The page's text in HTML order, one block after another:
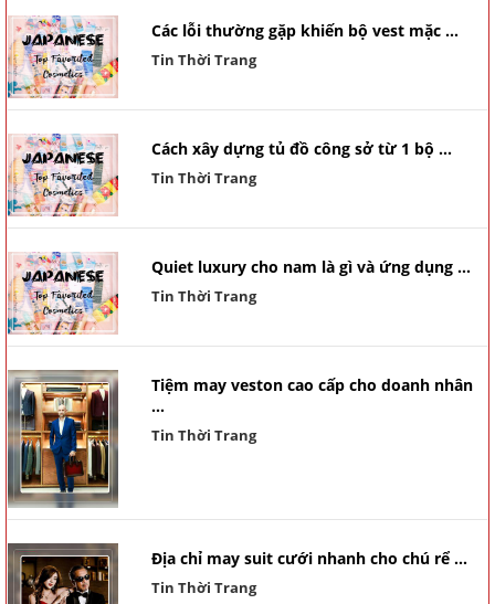
Các lỗi thường gặp khiến bộ vest mặc ...
Tin Thời Trang
Cách xây dựng tủ đồ công sở từ 1 bộ ...
Tin Thời Trang
Quiet luxury cho nam là gì và ứng dụng ...
Tin Thời Trang
Tiệm may veston cao cấp cho doanh nhân
...
Tin Thời Trang
Địa chỉ may suit cưới nhanh cho chú rể ...
Tin Thời Trang